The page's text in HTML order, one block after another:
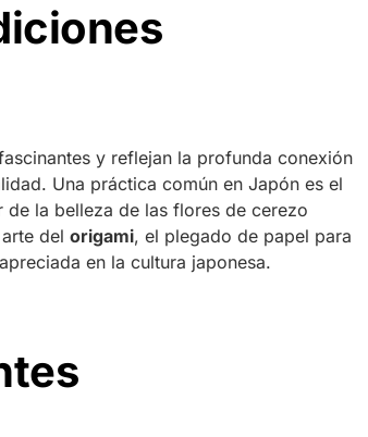
y reflejan la profunda conexión
Una práctica común en Japón es el
la belleza de las flores de cerezo
del origami, el plegado de papel para
en la cultura japonesa.